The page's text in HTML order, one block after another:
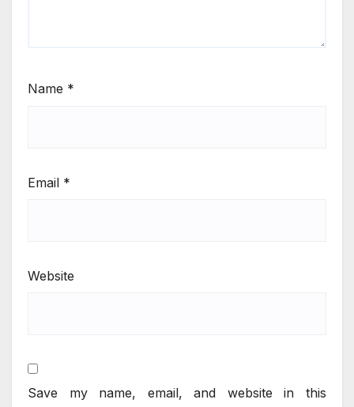
Name *
Email *
Website
Save my name, email, and website in this